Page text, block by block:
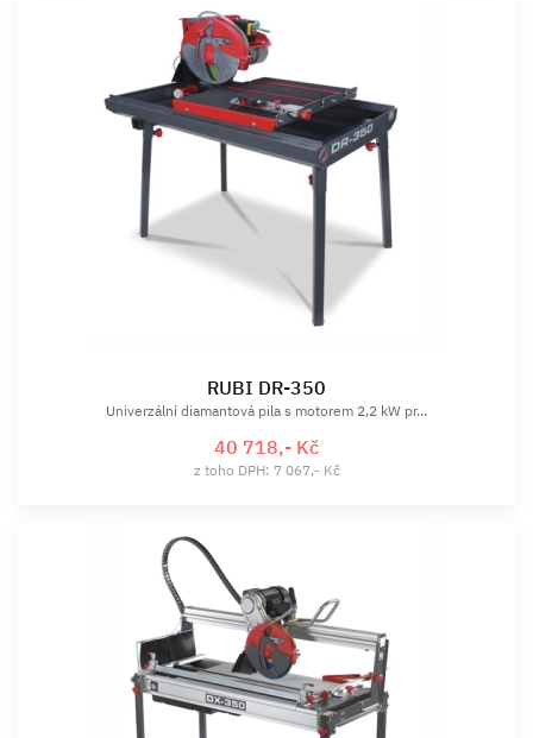
RUBI DR-350
Univerzální diamantová pila s motorem 2,2 kW pr...
40 718,- Kč
z toho DPH: 7 067,- Kč